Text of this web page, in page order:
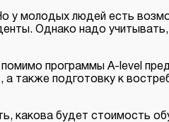
у молодых людей есть
Однако надо
программы A-level
а также подготовку к
какова будет стоимость